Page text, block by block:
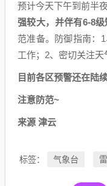
预计今天下午到前半
强较大，并伴有6-8
范准备。防御指南：
工作；2、密切关注天
目前各区预警还在陆
注意防范~
来源 津云
标签： 气象台